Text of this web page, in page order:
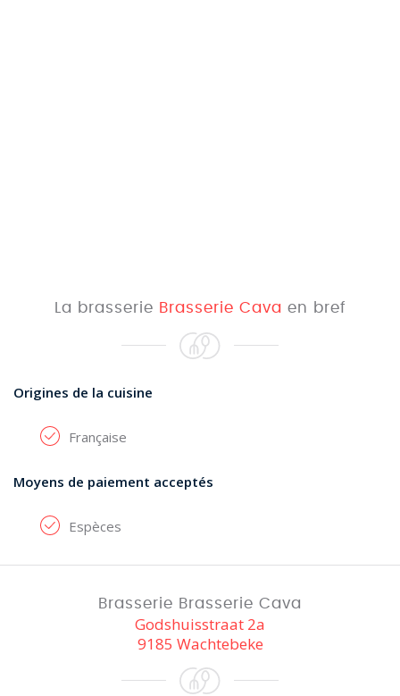
La brasserie Brasserie Cava en bref
Origines de la cuisine
Française
Moyens de paiement acceptés
Espèces
Brasserie Brasserie Cava
Godshuisstraat 2a
9185 Wachtebeke